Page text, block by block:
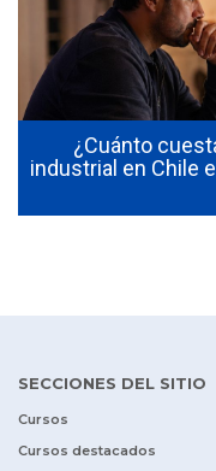
¿Cuánto
industrial en Chile
SECCIONES DEL SITIO
Cursos
Cursos destacados